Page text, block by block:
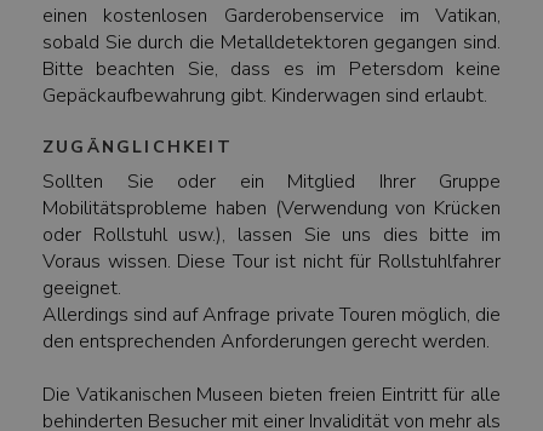
einen kostenlosen Garderobenservice im Vatikan,
sobald Sie durch die Metalldetektoren gegangen sind.
Bitte beachten Sie, dass es im Petersdom keine
Gepäckaufbewahrung gibt. Kinderwagen sind erlaubt.
ZUGÄNGLICHKEIT
Sollten Sie oder ein Mitglied Ihrer Gruppe
Mobilitätsprobleme haben (Verwendung von Krücken
oder Rollstuhl usw.), lassen Sie uns dies bitte im
Voraus wissen. Diese Tour ist nicht für Rollstuhlfahrer
geeignet.
Allerdings sind auf Anfrage private Touren möglich, die
den entsprechenden Anforderungen gerecht werden.
Die Vatikanischen Museen bieten freien Eintritt für alle
behinderten Besucher mit einer Invalidität von mehr als